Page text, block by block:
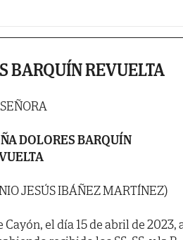
BARQUÍN REVUELTA
DOLORES BARQUÍN
JESÚS IBÁÑEZ MARTÍNEZ)
el día 15 de abril de 2023,